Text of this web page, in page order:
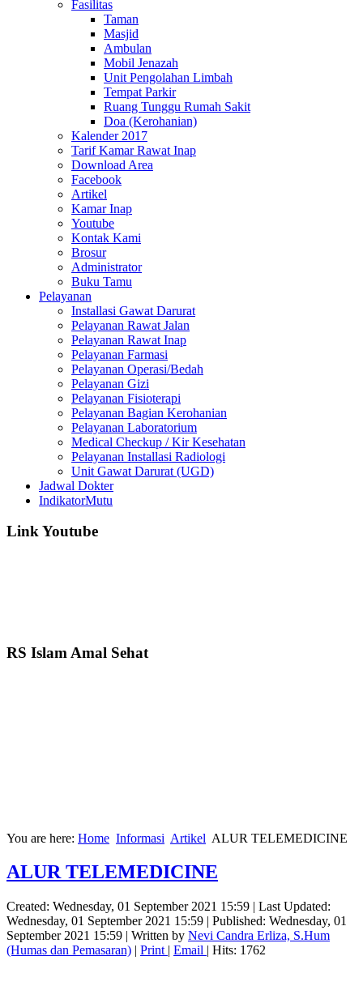
Fasilitas
Taman
Masjid
Ambulan
Mobil Jenazah
Unit Pengolahan Limbah
Tempat Parkir
Ruang Tunggu Rumah Sakit
Doa (Kerohanian)
Kalender 2017
Tarif Kamar Rawat Inap
Download Area
Facebook
Artikel
Kamar Inap
Youtube
Kontak Kami
Brosur
Administrator
Buku Tamu
Pelayanan
Installasi Gawat Darurat
Pelayanan Rawat Jalan
Pelayanan Rawat Inap
Pelayanan Farmasi
Pelayanan Operasi/Bedah
Pelayanan Gizi
Pelayanan Fisioterapi
Pelayanan Bagian Kerohanian
Pelayanan Laboratorium
Medical Checkup / Kir Kesehatan
Pelayanan Installasi Radiologi
Unit Gawat Darurat (UGD)
Jadwal Dokter
IndikatorMutu
Link Youtube
RS Islam Amal Sehat
You are here: Home Informasi Artikel ALUR TELEMEDICINE
ALUR TELEMEDICINE
Created: Wednesday, 01 September 2021 15:59 | Last Updated:
Wednesday, 01 September 2021 15:59 | Published: Wednesday, 01
September 2021 15:59 | Written by Nevi Candra Erliza, S.Hum
(Humas dan Pemasaran) | Print | Email | Hits: 1762